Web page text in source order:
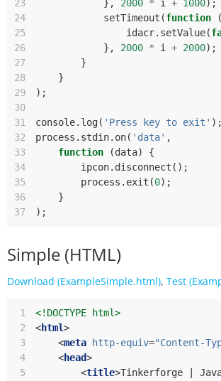
23
}, 2000 * i + 1000);
24
setTimeout (function
25
idacr. setValue(
26
}, 2000 * i + 2000);
27
}
28
}
29
);
30
31
console. log( 'Press key to exit' );
32
process . stdin. on( 'data' ,
33
function (data)
{
34
ipcon. disconnect ();
35
process . exit (0);
36
}
37
);
Simple (HTML)
Download (ExampleSimple.html), Test
1
<!DOCTYPE html>
2
<html>
3
<meta http-equiv="Content-
4
<head>
5
<title>Tinkerforge |